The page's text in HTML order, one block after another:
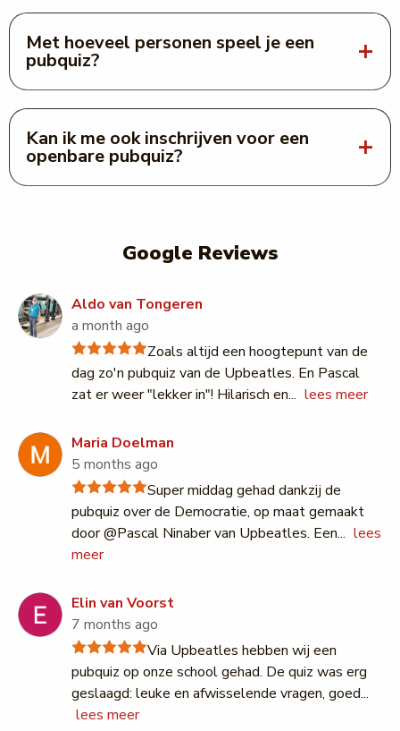
Met hoeveel personen speel je een
pubquiz?
Kan ik me ook inschrijven voor een
openbare pubquiz?
Google Reviews
Aldo van Tongeren
a month ago
Zoals altijd een hoogtepunt van de
dag zo'n pubquiz van de Upbeatles. En Pascal
zat er weer "lekker in"! Hilarisch en... lees meer
Maria Doelman
5 months ago
Super middag gehad dankzij de
pubquiz over de Democratie, op maat gemaakt
door @Pascal Ninaber van Upbeatles. Een... lees
meer
Elin van Voorst
7 months ago
Via Upbeatles hebben wij een
pubquiz op onze school gehad. De quiz was erg
geslaagd: leuke en afwisselende vragen, goed...
lees meer